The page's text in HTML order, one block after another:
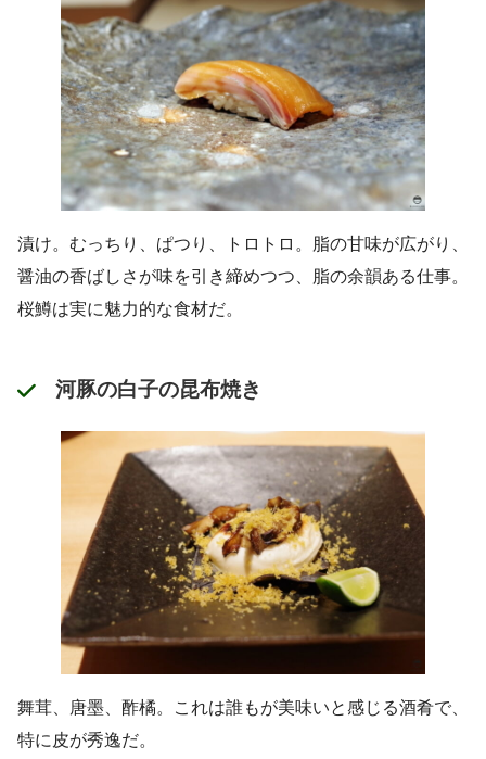
漬け。むっちり、ぱつり、トロトロ。脂の甘味が広がり、
醤油の香ばしさが味を引き締めつつ、脂の余韻ある仕事。
桜鱒は実に魅力的な食材だ。
河豚の白子の昆布焼き
舞茸、唐墨、酢橘。これは誰もが美味いと感じる酒肴で、
特に皮が秀逸だ。